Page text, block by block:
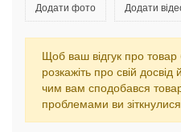
Додати фото Додати
Щоб ваш відгук про товар
розкажіть про свій
чим вам сподобався
проблемами ви